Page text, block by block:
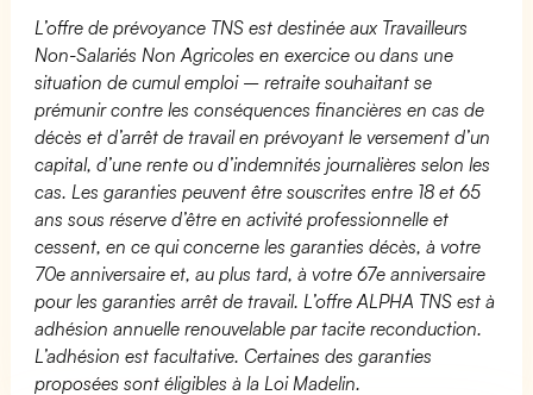
L’offre de prévoyance TNS est destinée aux Travailleurs
Non-Salariés Non Agricoles en exercice ou dans une
situation de cumul emploi – retraite souhaitant se
prémunir contre les conséquences financières en cas de
décès et d’arrêt de travail en prévoyant le versement d’un
capital, d’une rente ou d’indemnités journalières selon les
cas. Les garanties peuvent être souscrites entre 18 et 65
ans sous réserve d’être en activité professionnelle et
cessent, en ce qui concerne les garanties décès, à votre
70e anniversaire et, au plus tard, à votre 67e anniversaire
pour les garanties arrêt de travail. L’offre ALPHA TNS est à
adhésion annuelle renouvelable par tacite reconduction.
L’adhésion est facultative. Certaines des garanties
proposées sont éligibles à la Loi Madelin.